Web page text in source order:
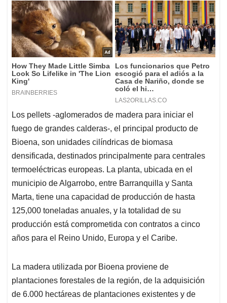
Los pellets -aglomerados de madera para iniciar el
fuego de grandes calderas-, el principal producto de
Bioena, son unidades cilíndricas de biomasa
densificada, destinados principalmente para centrales
termoeléctricas europeas. La planta, ubicada en el
municipio de Algarrobo, entre Barranquilla y Santa
Marta, tiene una capacidad de producción de hasta
125,000 toneladas anuales, y la totalidad de su
producción está comprometida con contratos a cinco
años para el Reino Unido, Europa y el Caribe.
La madera utilizada por Bioena proviene de
plantaciones forestales de la región, de la adquisición
de 6.000 hectáreas de plantaciones existentes y de